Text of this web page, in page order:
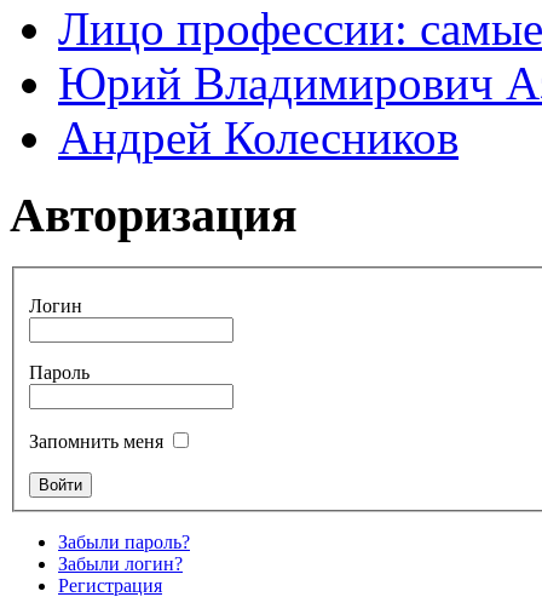
Лицо профессии:
Юрий Владимирович
Андрей Колесников
Авторизация
Логин
Пароль
Запомнить меня
Забыли пароль?
Забыли логин?
Регистрация